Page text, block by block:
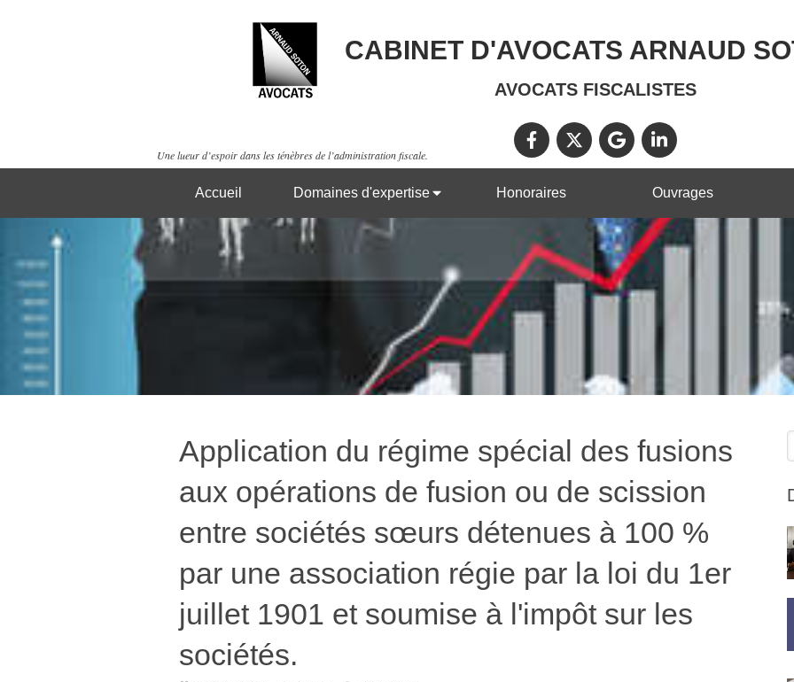
CABINET D'AVOCATS ARNAUD
AVOCATS FISCALISTES
Une lueur d’espoir dans les ténèbres de l’administration fiscale.
Accueil Domaines d'expertise Honoraires Ouvrages
Application du régime spécial des fusions
aux opérations de fusion ou de scission
entre sociétés sœurs détenues à 100 %
par une association régie par la loi du 1er
juillet 1901 et soumise à l'impôt sur les
sociétés.